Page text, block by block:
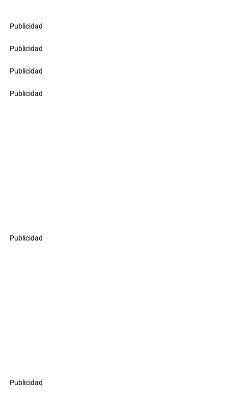
Publicidad
Publicidad
Publicidad
Publicidad
Publicidad
Publicidad